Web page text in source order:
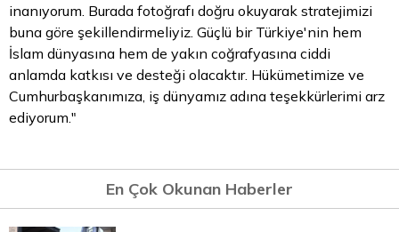
inanıyorum. Burada fotoğrafı doğru okuyarak stratejimizi
buna göre şekillendirmeliyiz. Güçlü bir Türkiye'nin hem
İslam dünyasına hem de yakın coğrafyasına ciddi
anlamda katkısı ve desteği olacaktır. Hükümetimize ve
Cumhurbaşkanımıza, iş dünyamız adına teşekkürlerimi arz
ediyorum."
En Çok Okunan Haberler